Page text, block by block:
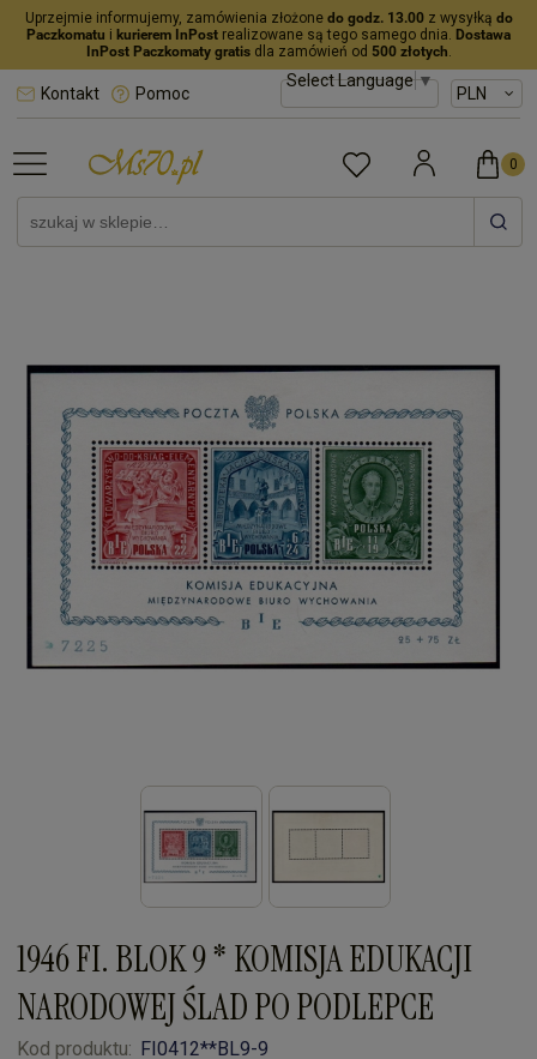
Uprzejmie informujemy, zamówienia złożone do godz. 13.00z wysyłką do
Paczkomatu i kurierem InPost realizowane są tego samego dnia. Dostawa
InPost Paczkomaty gratisdla zamówień od 500 złotych.
Select Language▼
Kontakt Pomoc
1946 FI. BLOK 9 * KOMISJA EDUKACJI
NARODOWEJ ŚLAD PO PODLEPCE
Kod produktu: FI0412**BL9-9